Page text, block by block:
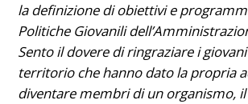
la definizione di obiettivi e
Politiche Giovanili
Sento il dovere di ringraziare i
territorio che hanno dato la propria
diventare membri di un organismo,